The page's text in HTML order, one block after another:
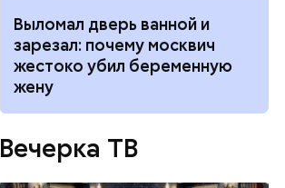
Выломал дверь ванной и
зарезал: почему москвич
жестоко убил беременную
жену
Вечерка ТВ